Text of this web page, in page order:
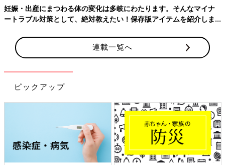
取り分け離乳食[かぼちゃの煮つけ]から
作る[月齢別]かぼちゃレシピ４選
大人用のメニューから取り分けて離乳食を作る
方法を覚えておくと、大人用と赤ちゃん用を一
緒に作ることができて便利です。定番メニュー
は、「かぼちゃの煮つけ」と一緒に作れる5、6
ことは、とってもうれしいこと。家族で「おいしい」を共有して
いくことで、食への意欲や関心も自然と深まります。4つのポイ
ントさえ覚えてしまえば、調理の手間も減り、キッチンに立つ時
間もぐっと短縮できるはず。ぜひ実践してみてくださいね！
（取材・文・写真・ひよこクラブ編集部）
監修／太田百合子 先生
妊娠・出産にまつわる体の変化は多岐にわたります。そんなマイナ
ートラブル対策として、絶対教えたい！保存版アイテムを紹介しま
連載一覧へ
ピックアップ